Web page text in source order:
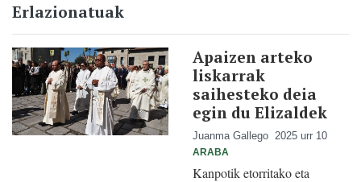
Erlazionatuak
Apaizen arteko
liskarrak
saihesteko deia
egin du Elizaldek
Juanma Gallego 2025 urr 10
ARABA
Kanpotik etorritako eta